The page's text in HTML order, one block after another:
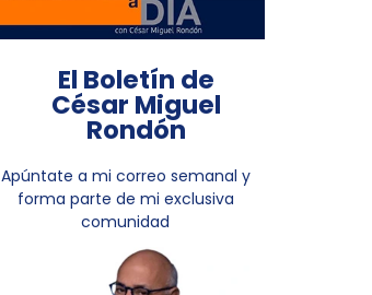
El Boletín de
César Miguel
Rondón
Apúntate a mi correo semanal y
forma parte de mi exclusiva
comunidad